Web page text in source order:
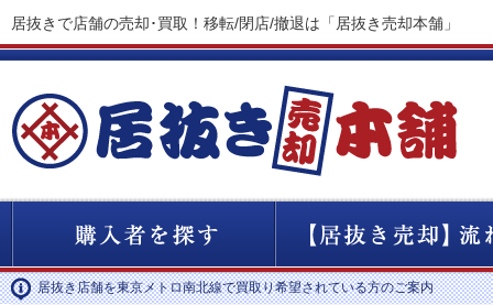
居抜きで店舗の売却･買取！移転/閉店/撤退は「居抜き売却本舗」
居抜き店舗を東京メトロ南北線で買取り希望されている方のご案内